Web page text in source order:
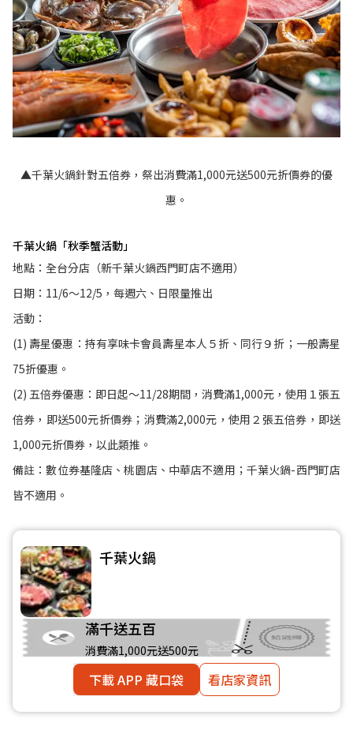
▲千葉火鍋針對五倍券，祭出消費滿1,000元送500元折價券的優
惠。
千葉火鍋「秋季蟹活動」
地點：全台分店（新千葉火鍋西門町店不適用）
日期：11/6～12/5，每週六、日限量推出
活動：
(1) 壽星優惠：持有享味卡會員壽星本人５折、同行９折；一般壽星
75折優惠。
(2) 五倍券優惠：即日起～11/28期間，消費滿1,000元，使用１張五
倍券，即送500元折價券；消費滿2,000元，使用２張五倍券，即送
1,000元折價券，以此類推。
備註：數位券基隆店、桃園店、中華店不適用；千葉火鍋-西門町店
皆不適用。
千葉火鍋
滿千送五百
消費滿1,000元送500元
下載 APP 藏口袋 看店家資訊